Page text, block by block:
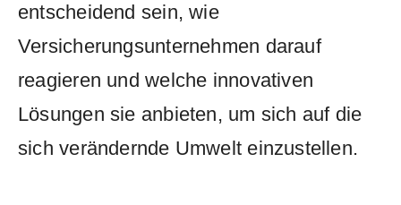
entscheidend sein, wie‌
Versicherungsunternehmen darauf
reagieren und welche innovativen⁢
Lösungen ​sie anbieten, um sich ⁣auf die⁢
sich​ verändernde Umwelt‌ einzustellen.